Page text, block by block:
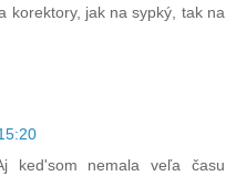
korektory, jak na sypký, tak na
ked'som nemala veľa času